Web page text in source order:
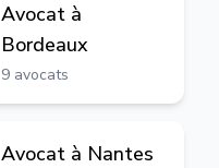
Avocat à
Bordeaux
9 avocats
Avocat à Nantes